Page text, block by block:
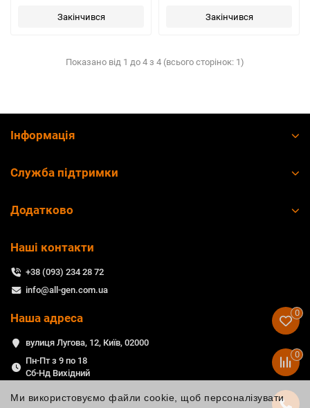
Закінчився Закінчився
Показано від 1 до 4 з 4 (всього сторінок: 1)
Ми використовуємо файли cookie, щоб персоналізувати
Інформація
Служба підтримки
Додатково
Наші контакти
+38 (093) 234 28 72
info@all-gen.com.ua
Наша адреса
вулиця Лугова, 12, Київ, 02000
Пн-Пт з 9 по 18
Сб-Нд Вихідний
0
0